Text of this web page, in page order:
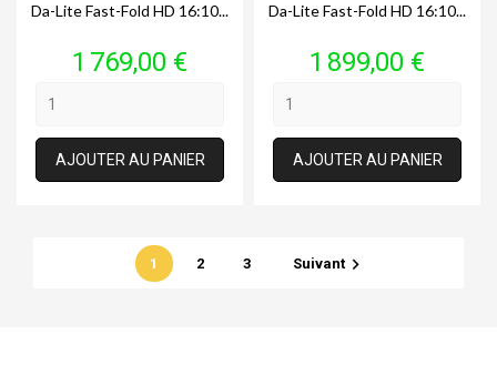
Da-Lite Fast-Fold HD 16:10...
Prix
1 769,00 €
AJOUTER AU PANIER
Da-Lite Fast-Fold HD 16:10...
Prix
1 899,00 €
AJOUTER AU PANIER
1 2 3 Suivant 